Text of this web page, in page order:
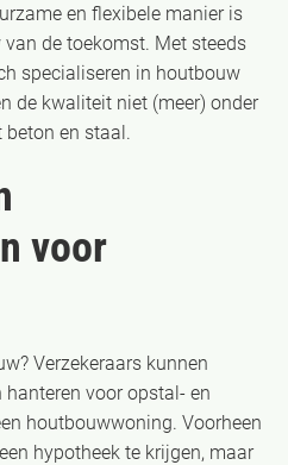
en flexibele manier is
de toekomst. Met steeds
specialiseren in houtbouw
de kwaliteit niet (meer) onder
en staal.
voor
Verzekeraars kunnen
voor opstal- en
houtbouwwoning. Voorheen
hypotheek te krijgen, maar